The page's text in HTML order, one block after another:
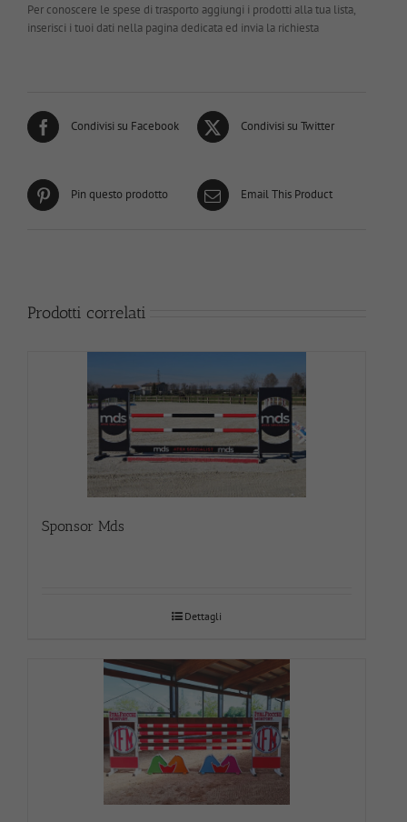
Per conoscere le spese di trasporto aggiungi i prodotti alla tua lista,
inserisci i tuoi dati nella pagina dedicata ed invia la richiesta
Condivisi su Facebook Condivisi su Twitter
Pin questo prodotto Email This Product
Prodotti correlati
Sponsor Mds
Dettagli